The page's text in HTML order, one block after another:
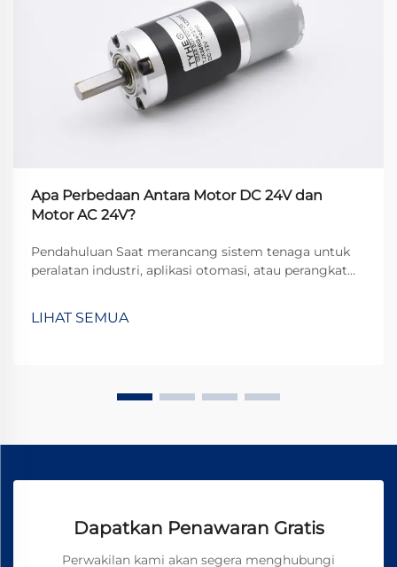
Apa Perbedaan Antara Motor DC 24V dan
Motor AC 24V?
Pendahuluan Saat merancang sistem tenaga untuk
peralatan industri, aplikasi otomasi, atau perangkat
Meskipun keduanya beroperasi pada tegangan
LIHAT SEMUA
Dapatkan Penawaran Gratis
Perwakilan kami akan segera menghubungi